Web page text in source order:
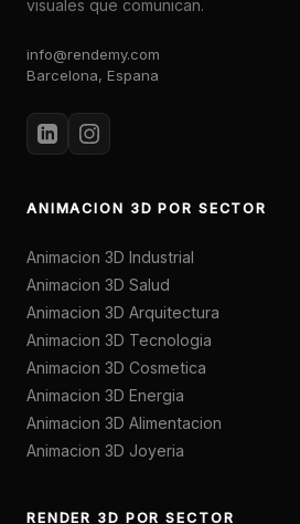
visuales que comunican.
info@rendemy.com
Barcelona, Espana
ANIMACION 3D POR SECTOR
Animacion 3D Industrial
Animacion 3D Salud
Animacion 3D Arquitectura
Animacion 3D Tecnologia
Animacion 3D Cosmetica
Animacion 3D Energia
Animacion 3D Alimentacion
Animacion 3D Joyeria
RENDER 3D POR SECTOR